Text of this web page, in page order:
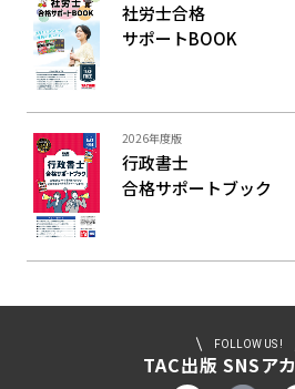
社労士合格
サポートBOOK
2026年度版
行政書士
合格サポートブック
FOLLOW US !
TAC出版 SNSア